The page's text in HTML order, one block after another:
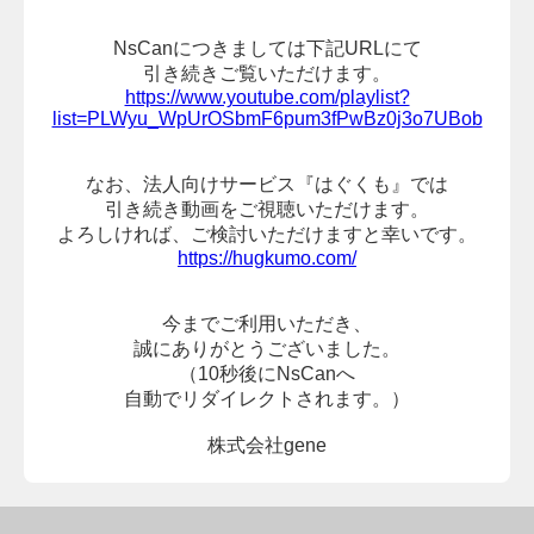
NsCanにつきましては下記URLにて
引き続きご覧いただけます。
https://www.youtube.com/playlist?
list=PLWyu_WpUrOSbmF6pum3fPwBz0j3o7UBob
なお、法人向けサービス『はぐくも』では
引き続き動画をご視聴いただけます。
よろしければ、
ご検討いただけますと幸いです。
https://hugkumo.com/
今までご利用いただき、
誠にありがとうございました。
（10秒後にNsCanへ
自動でリダイレクトされます。）
株式会社gene